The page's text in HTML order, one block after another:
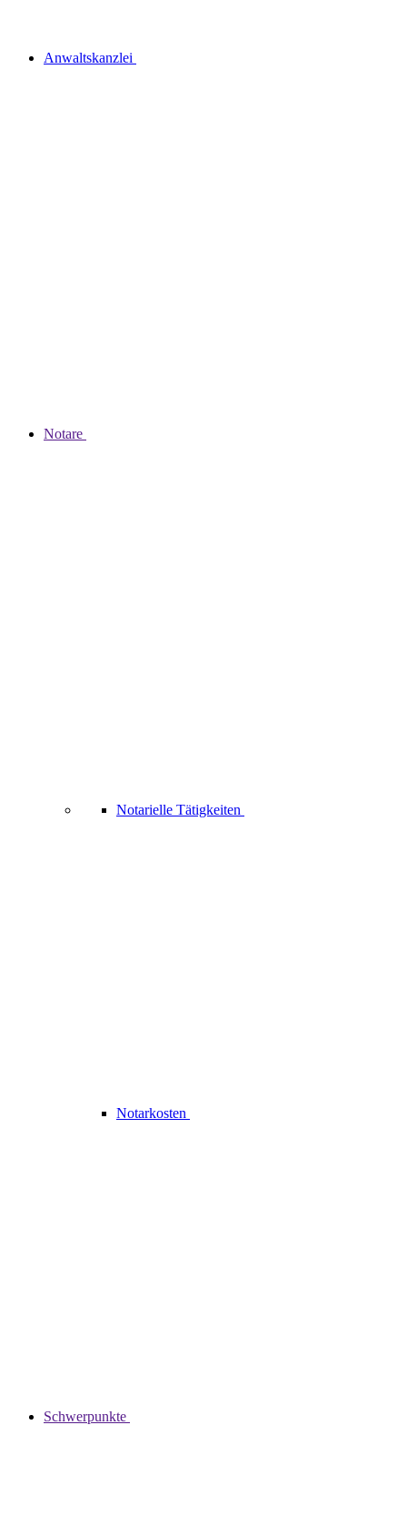
Anwaltskanzlei
Notare
Notarielle Tätigkeiten
Notarkosten
Schwerpunkte